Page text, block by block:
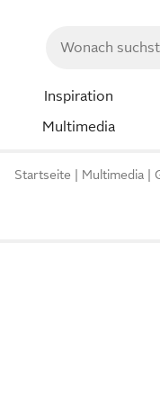
Inspiration
Multimedia
Startseite Multimedia